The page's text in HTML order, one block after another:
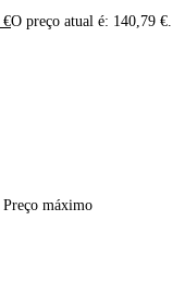
€O preço atual é: 140,79 €.
Preço máximo